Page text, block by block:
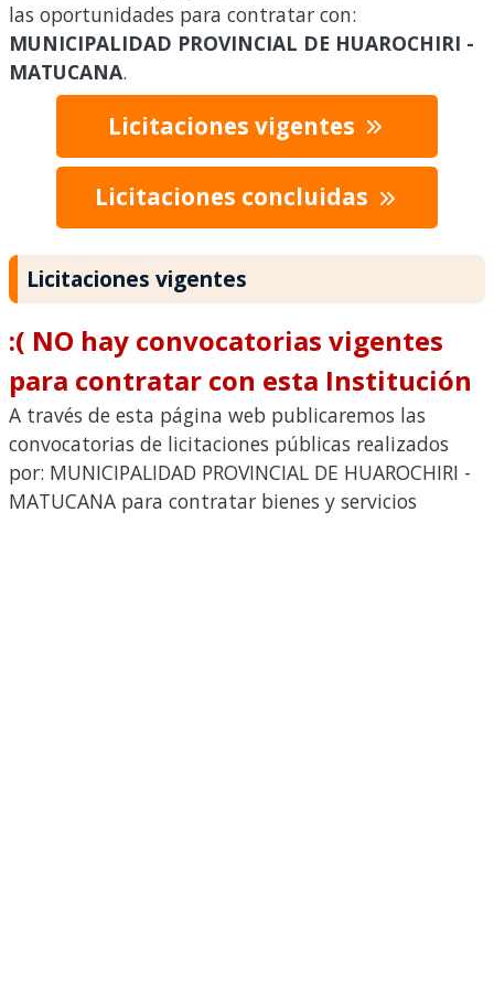
las oportunidades para contratar con:
MUNICIPALIDAD PROVINCIAL DE HUAROCHIRI -
MATUCANA.
Licitaciones vigentes
Licitaciones concluidas
Licitaciones vigentes
:( NO hay convocatorias vigentes
para contratar con esta Institución
A través de esta página web publicaremos las
convocatorias de licitaciones públicas realizados
por: MUNICIPALIDAD PROVINCIAL DE HUAROCHIRI -
MATUCANA para contratar bienes y servicios